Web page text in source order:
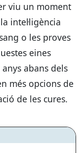
viu un moment
intel·ligència
o les proves
eines
abans dels
més opcions de
de les cures.